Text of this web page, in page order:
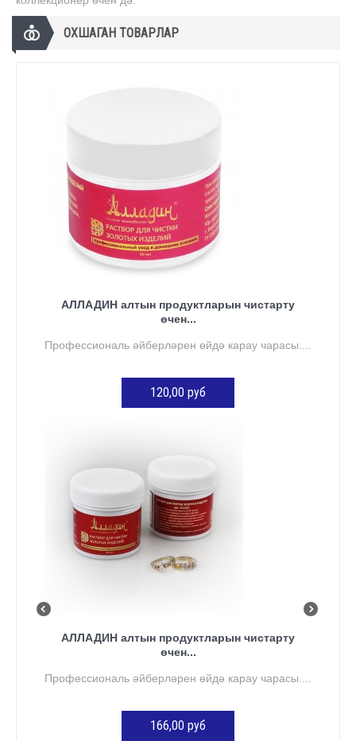
ОХШАГАН ТОВАРЛАР
АЛЛАДИН алтын продуктларын чистарту
өчен...
Профессиональ әйберләрен өйдә карау чарасы....
120,00 руб
АЛЛАДИН алтын продуктларын чистарту
өчен...
Профессиональ әйберләрен өйдә карау чарасы....
166,00 руб